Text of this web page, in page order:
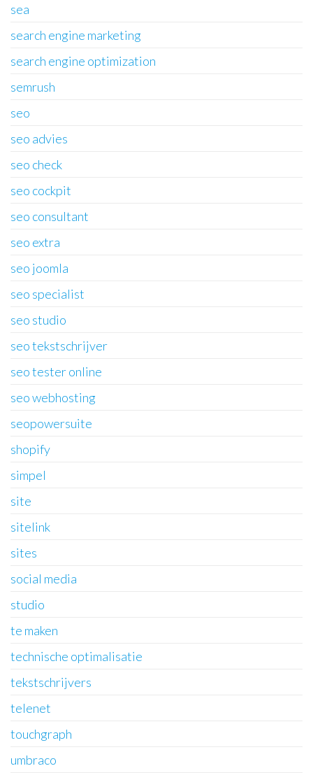
sea
search engine marketing
search engine optimization
semrush
seo
seo advies
seo check
seo cockpit
seo consultant
seo extra
seo joomla
seo specialist
seo studio
seo tekstschrijver
seo tester online
seo webhosting
seopowersuite
shopify
simpel
site
sitelink
sites
social media
studio
te maken
technische optimalisatie
tekstschrijvers
telenet
touchgraph
umbraco